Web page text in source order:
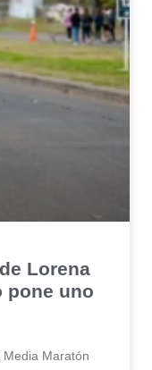
Lorena
pone uno
Maratón